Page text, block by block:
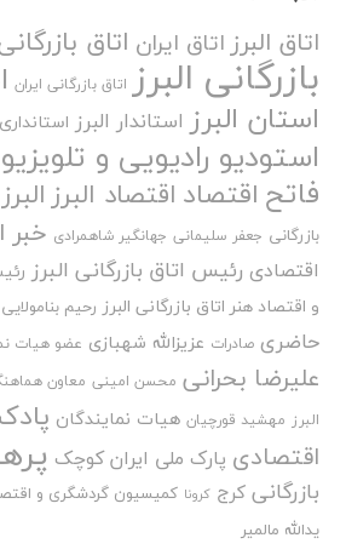
اتاق البرز اتاق ایران اتاق
بازرگانی البرز اتاق بازرگانی ایران
استان البرز استاندار البرز
استودیو رادیویی و
فاتح اقتصاد اقتصاد البرز
بازرگانی جعفر سلیمانی جهانگیر شاهمرادی خبر
اقتصادی رئیس اتاق بازرگانی البرز
و اقتصاد هنر اتاق بازرگانی البرز رحیم بنامولایی
حاضری صادرات عزیزالله شهبازی عضو هیات
علیرضا بحرانی محسن امینی معاون
البرز مهشید قورچیان هیات نمایندگان
اقتصادی پارک ملی ایران کوچک
بازرگانی کرج کرونا کمیسیون گردشگری و
یدالله مالمیر